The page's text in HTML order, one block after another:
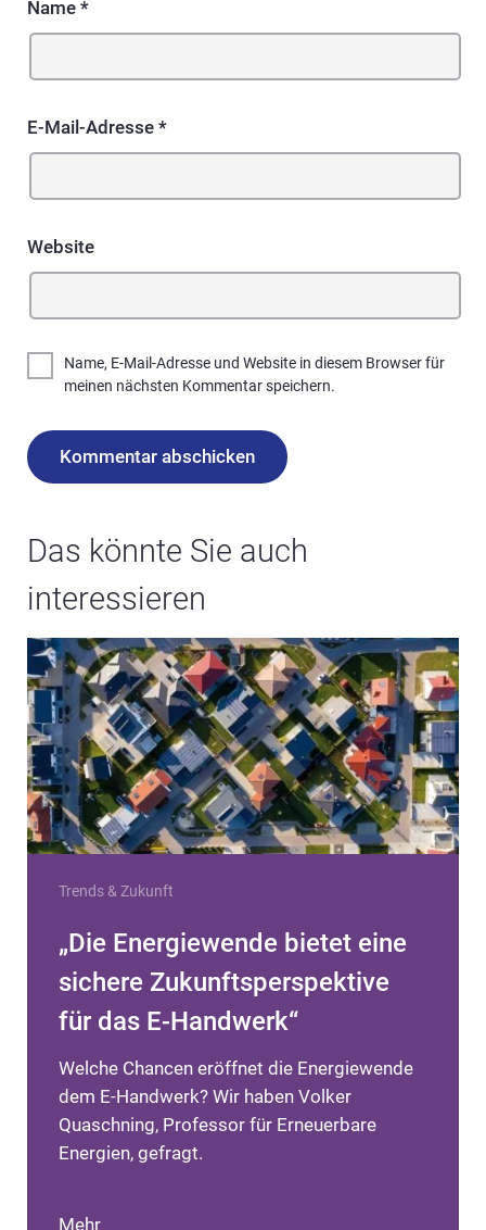
Name *
E-Mail-Adresse *
Website
Name, E-Mail-Adresse und Website in diesem Browser für
meinen nächsten Kommentar speichern.
Das könnte Sie auch
interessieren
Trends & Zukunft
„Die Energiewende bietet eine
sichere Zukunftsperspektive
für das E-Handwerk“
Welche Chancen eröffnet die Energiewende
dem E-Handwerk? Wir haben Volker
Quaschning, Professor für Erneuerbare
Energien, gefragt.
Mehr